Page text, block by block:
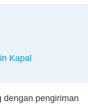
Kapal
dengan pengiriman